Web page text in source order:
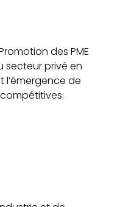
des PME
privé en
l’émergence de